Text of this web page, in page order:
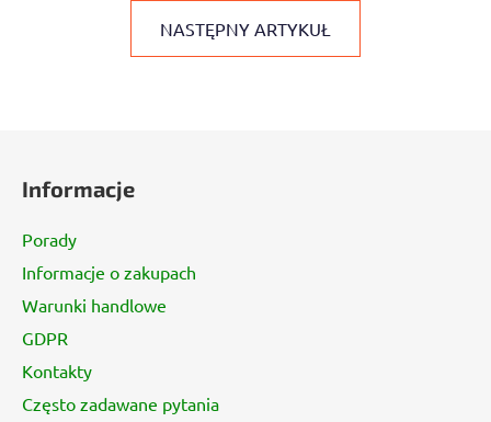
NASTĘPNY ARTYKUŁ
Informacje
Porady
Informacje o zakupach
Warunki handlowe
GDPR
Kontakty
Często zadawane pytania